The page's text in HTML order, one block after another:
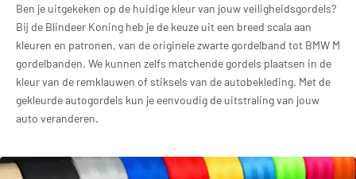
Ben je uitgekeken op de huidige kleur van jouw veiligheidsgordels?
Bij de Blindeer Koning heb je de keuze uit een breed scala aan
kleuren en patronen, van de originele zwarte gordelband tot BMW M
gordelbanden. We kunnen zelfs matchende gordels plaatsen in de
kleur van de remklauwen of stiksels van de autobekleding. Met de
gekleurde autogordels kun je eenvoudig de uitstraling van jouw
auto veranderen.